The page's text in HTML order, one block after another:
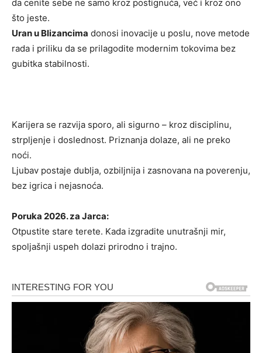
da cenite sebe ne samo kroz postignuća, već i kroz ono
što jeste.
Uran u Blizancima donosi inovacije u poslu, nove metode
rada i priliku da se prilagodite modernim tokovima bez
gubitka stabilnosti.
Karijera se razvija sporo, ali sigurno – kroz disciplinu,
strpljenje i doslednost. Priznanja dolaze, ali ne preko
noći.
Ljubav postaje dublja, ozbiljnija i zasnovana na poverenju,
bez igrica i nejasnoća.
Poruka 2026. za Jarca:
Otpustite stare terete. Kada izgradite unutrašnji mir,
spoljašnji uspeh dolazi prirodno i trajno.